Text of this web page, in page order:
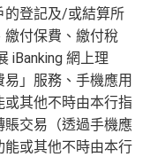
的登記及/或結算所
繳付保費、繳付稅
iBanking 網上理
」服務、手機應用
其他不時由本行指
賬交易（透過手機應
能或其他不時由本行